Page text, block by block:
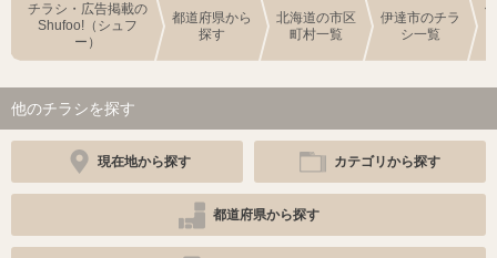
チラシ・広告掲載の
Shufoo!（シュフ
ー）
都道府県から
探す
北海道の市区
町村一覧
伊達市のチラ
シ一覧
他のチラシを探す
現在地から探す カテゴリから探す
都道府県から探す